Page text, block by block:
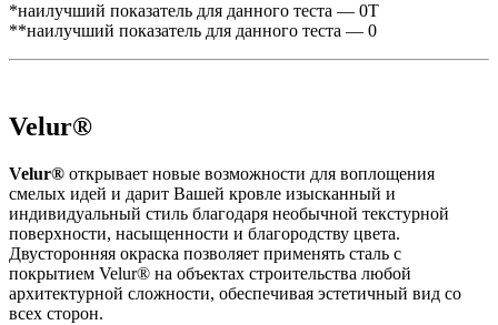
*наилучший показатель для данного теста — 0Т
**наилучший показатель для данного теста — 0
Velur®
Velur® открывает новые возможности для воплощения
смелых идей и дарит Вашей кровле изысканный и
индивидуальный стиль благодаря необычной текстурной
поверхности, насыщенности и благородству цвета.
Двусторонняя окраска позволяет применять сталь с
покрытием Velur® на объектах строительства любой
архитектурной сложности, обеспечивая эстетичный вид со
всех сторон.